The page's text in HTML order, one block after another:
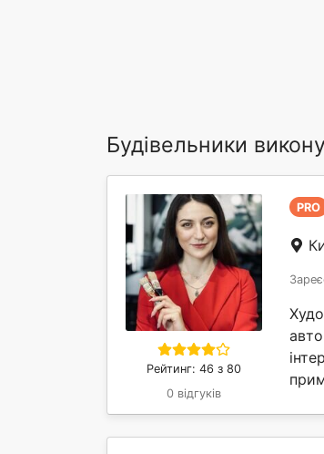
Будівельники
Рейтинг: 46 з 80
0 відгуків
PRO